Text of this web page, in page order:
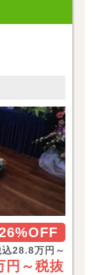
込28.8万円～
円～税抜